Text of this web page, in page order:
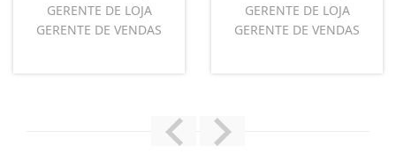
GERENTE DE LOJA
GERENTE DE VENDAS
GERENTE DE LOJA
GERENTE DE VENDAS